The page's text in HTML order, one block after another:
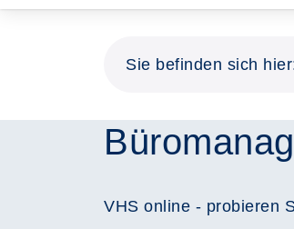
Sie befinden sich
VHS online - probieren